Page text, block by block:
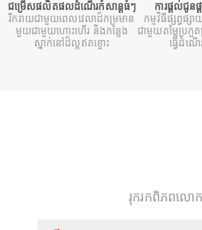
ជម្រើសផលិតផលដំណើរកំសាន្តធំៗ
រីករាយជាមួយពេលវេលាដ៏កម្រមាន
មួយជាមួយហោះហើរ និងកន្លែង
ស្នាក់នៅដ៏ល្អឥតខ្ចោះ
ការផ្តល់ជូនផ្
កម្មវិធីផ្សព្វផ្សា
ជាមួយតម្លៃប្រកួ
ធ្វើដំណ
រុករកពិភពល